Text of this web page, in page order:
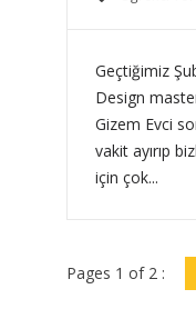
Geçtiğimiz
Design
Gizem Evci
vakit ayırıp
için çok...
Pages 1 of 2 :